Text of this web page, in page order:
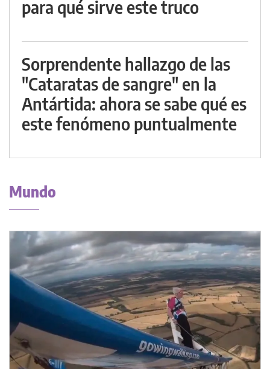
para qué sirve este truco
Sorprendente hallazgo de las
"Cataratas de sangre" en la
Antártida: ahora se sabe qué es
este fenómeno puntualmente
Mundo